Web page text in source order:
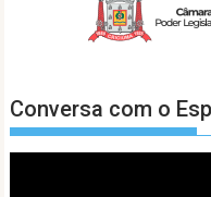
Conversa com o